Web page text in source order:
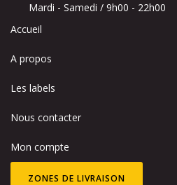
Mardi - Samedi / 9h00 - 22h00
Accueil
A propos
Les labels
Nous contacter
Mon compte
ZONES DE LIVRAISON